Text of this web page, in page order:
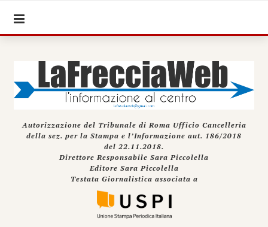
Autorizzazione del Tribunale di Roma Ufficio Cancelleria
della sez. per la Stampa e l’Informazione aut. 186/2018
del 22.11.2018.
Direttore Responsabile Sara Piccolella
Editore Sara Piccolella
Testata Giornalistica associata a